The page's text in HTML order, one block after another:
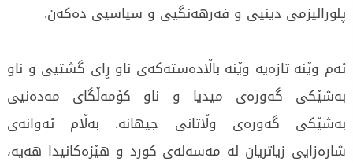
پلورالیزمی دینیی و فەرھەنگیی و سیاسیی دەکەن.
ئەم وێنە تازەیە وێنە باڵادەستەکەی ناو ڕای گشتیی و ناو
بەشێکی گەورەی میدیا و ناو کۆمەڵگای مەدەنیی
بەشێکی گەورەی وڵاتانی جیھانە. بەڵام ئەوانەی
شارەزایی زیاتریان لە مەسەلەی کورد و ھێزەکانیدا ھەیە،